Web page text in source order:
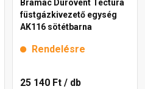
Bramac Durovent Tectura
füstgázkivezető egység
AK116 sötétbarna
Rendelésre
25 140 Ft / db